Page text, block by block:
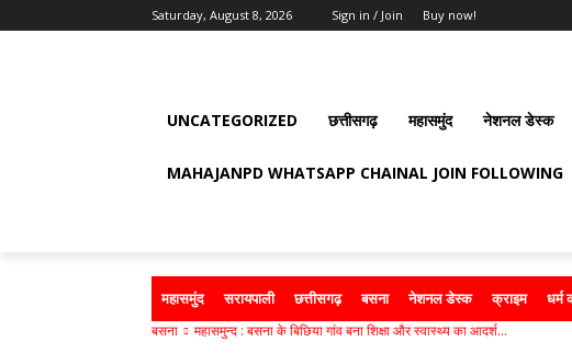
Saturday, August 8, 2026 Sign in / Join Buy now!
UNCATEGORIZED छत्तीसगढ़ महासमुंद नेशनल डेस्क
MAHAJANPD WHATSAPP CHAINAL JOIN FOLLOWING
महासमुंद सरायपाली छत्तीसगढ़ बसना नेशनल डेस्क क्राइम धर्म
बसना महासमुन्द : बसना के बिछिया गांव बना शिक्षा और स्वास्थ्य का आदर्श...